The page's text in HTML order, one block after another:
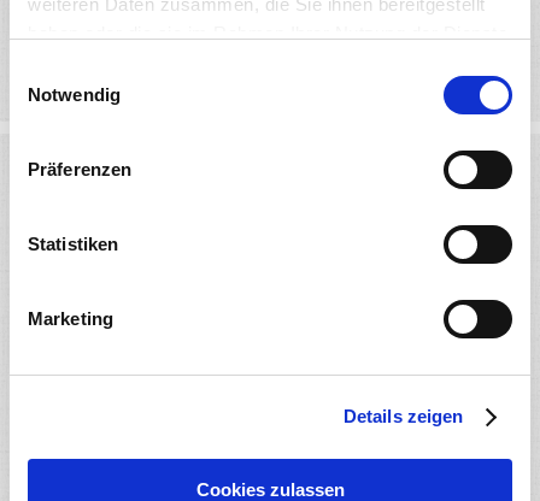
weiteren Daten zusammen, die Sie ihnen bereitgestellt
Cookies, wenn Sie unsere Webseite weiterhin nutzen.
Notwendig
Präferenzen
Statistiken
Marketing
Details zeigen
Cookies zulassen